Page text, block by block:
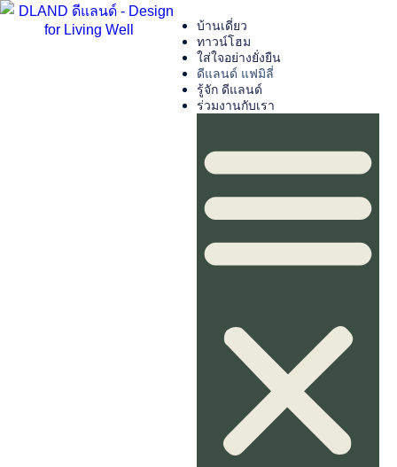
บ้านเดี่ยว
ทาวน์โฮม
ใส่ใจอย่างยั่งยืน
ดีแลนด์ แฟมิลี่
รู้จัก ดีแลนด์
ร่วมงานกับเรา